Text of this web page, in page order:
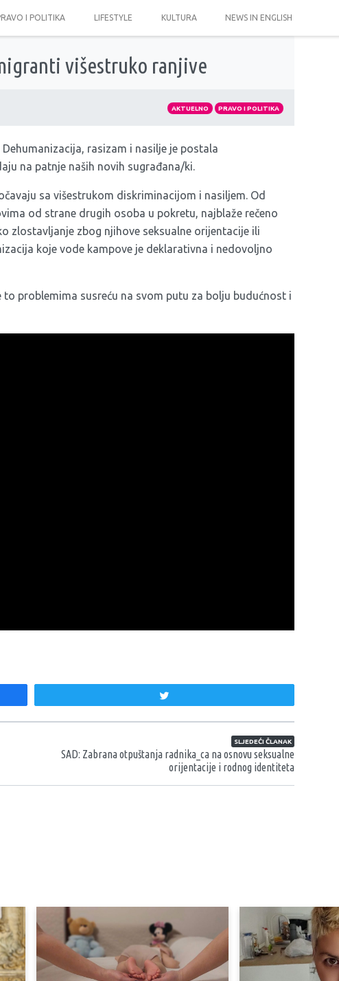
I POLITIKA LIFESTYLE KULTURA NEWS IN ENGLISH
višestruko ranjive
AKTUELNO PRAVO I POLITIKA
rasizam i nasilje je postala
na patnje naših novih sugrađana/ki.
sa višestrukom diskriminacijom i nasiljem. Od
od strane drugih osoba u pokretu, najblaže rečeno
zlostavljanje zbog njihove seksualne orijentacije ili
koje vode kampove je deklarativna i nedovoljno
problemima susreću na svom putu za bolju budućnost i
SLJEDEĆI ČLANAK
SAD: Zabrana otpuštanja radnika_ca na osnovu seksualne
orijentacije i rodnog identiteta